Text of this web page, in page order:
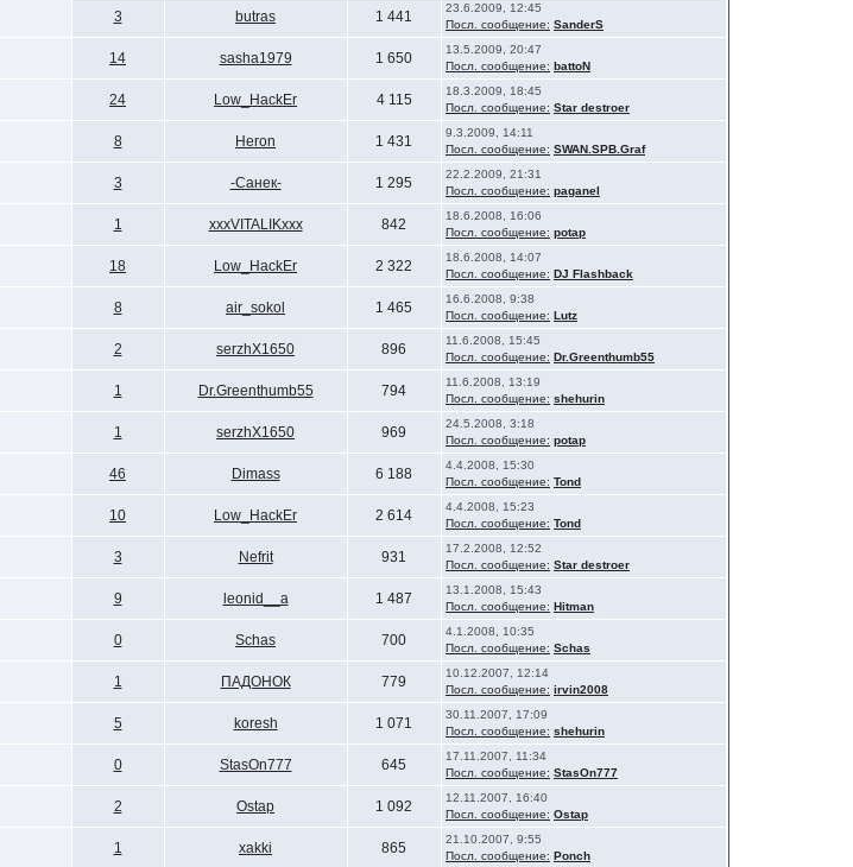
3 butras 1 441
23.6.2009, 12:45
Посл. сообщение: SanderS
14 sasha1979 1 650
13.5.2009, 20:47
Посл. сообщение: battoN
24 Low_HackEr 4 115
18.3.2009, 18:45
Посл. сообщение: Star destroer
8 Heron 1 431
9.3.2009, 14:11
Посл. сообщение: SWAN.SPB.Graf
3 -Санек- 1 295
22.2.2009, 21:31
Посл. сообщение: paganel
1 xxxVITALIKxxx 842
18.6.2008, 16:06
Посл. сообщение: potap
18 Low_HackEr 2 322
18.6.2008, 14:07
Посл. сообщение: DJ Flashback
8 air_sokol 1 465
16.6.2008, 9:38
Посл. сообщение: Lutz
2 serzhX1650 896
11.6.2008, 15:45
Посл. сообщение: Dr.Greenthumb55
1 Dr.Greenthumb55 794
11.6.2008, 13:19
Посл. сообщение: shehurin
1 serzhX1650 969
24.5.2008, 3:18
Посл. сообщение: potap
46 Dimass 6 188
4.4.2008, 15:30
Посл. сообщение: Tond
10 Low_HackEr 2 614
4.4.2008, 15:23
Посл. сообщение: Tond
3 Nefrit 931
17.2.2008, 12:52
Посл. сообщение: Star destroer
9 leonid__a 1 487
13.1.2008, 15:43
Посл. сообщение: Hitman
0 Schas 700
4.1.2008, 10:35
Посл. сообщение: Schas
1 ПАДОНОК 779
10.12.2007, 12:14
Посл. сообщение: irvin2008
5 koresh 1 071
30.11.2007, 17:09
Посл. сообщение: shehurin
0 StasOn777 645
17.11.2007, 11:34
Посл. сообщение: StasOn777
2 Ostap 1 092
12.11.2007, 16:40
Посл. сообщение: Ostap
1 xakki 865
21.10.2007, 9:55
Посл. сообщение: Ponch